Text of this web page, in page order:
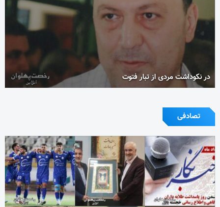
در نکوداشت مردی از تبار فتوت
تصادفی